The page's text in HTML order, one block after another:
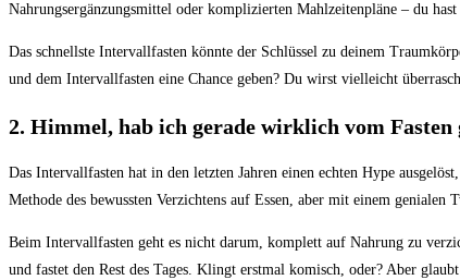
Nahrungsergänzungsmittel ‍oder komplizierten Mahlzeitenpläne⁣ – du
Das schnellste Intervallfasten könnte​ der ⁢Schlüssel zu ⁣deinem
und dem Intervallfasten eine ⁣Chance geben? Du ⁣wirst⁣ vielleicht
2. Himmel, hab⁢ ich gerade⁤ wirklich vom⁤
Das‌ Intervallfasten hat ​in den letzten Jahren einen echten Hype
Methode ⁤des bewussten Verzichtens ⁣auf Essen, aber mit einem genialen
Beim Intervallfasten geht es nicht darum, ⁢komplett ⁢auf Nahrung zu
und‌ fastet⁣ den Rest‌ des Tages. ⁤Klingt erstmal komisch, oder? Aber